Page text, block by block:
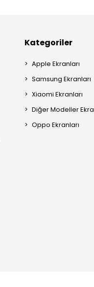
Kategoriler
Apple Ekranları
Samsung Ekranları
Xiaomi Ekranları
Diğer Modeller
Oppo Ekranları